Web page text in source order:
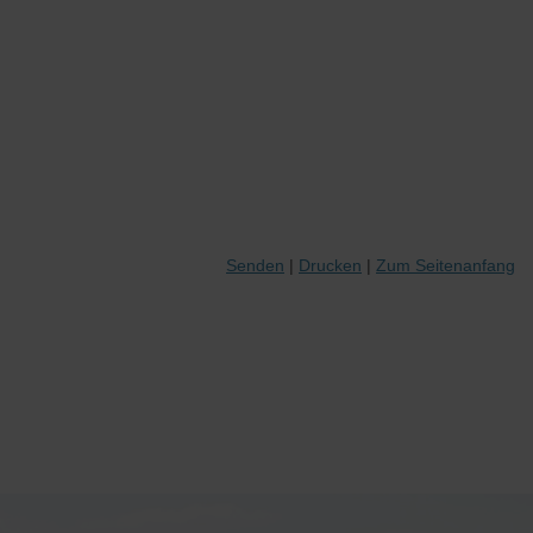
Senden Drucken Zum Seitenanfang